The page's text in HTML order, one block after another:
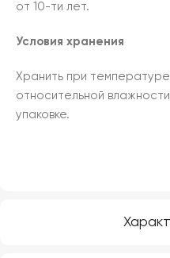
от 10-ти лет.
Условия хранения
Хранить при
относительной
упаковке.